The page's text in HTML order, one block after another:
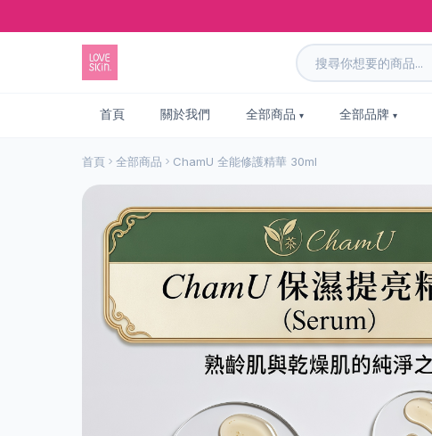
首頁 關於我們 全部商品 全部品牌
首頁 全部商品 ChamU 全能修護精華 30ml